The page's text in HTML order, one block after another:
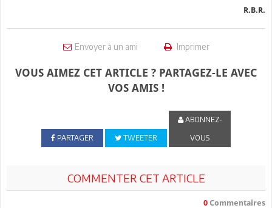
R.B.R.
Envoyer à un ami Imprimer
VOUS AIMEZ CET ARTICLE ? PARTAGEZ-LE AVEC
VOS AMIS !
PARTAGER TWEETER
ABONNEZ-
VOUS
COMMENTER CET ARTICLE
0 Commentaires